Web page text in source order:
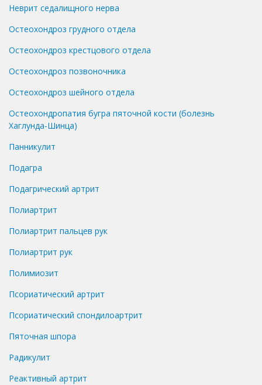
Неврит седалищного нерва
Остеохондроз грудного отдела
Остеохондроз крестцового отдела
Остеохондроз позвоночника
Остеохондроз шейного отдела
Остеохондропатия бугра пяточной кости (болезнь
Хаглунда-Шинца)
Панникулит
Подагра
Подагрический артрит
Полиартрит
Полиартрит пальцев рук
Полиартрит рук
Полимиозит
Псориатический артрит
Псориатический спондилоартрит
Пяточная шпора
Радикулит
Реактивный артрит